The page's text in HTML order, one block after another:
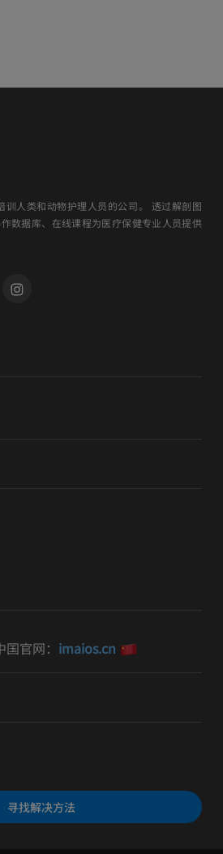
训人类和动物护理人员的公司。 透过解剖图
数据库、在线课程为医疗保健专业人员提供
官网： imaios.cn
寻找解决方法